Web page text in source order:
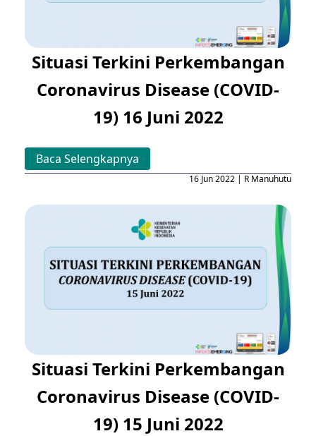
Situasi Terkini Perkembangan
Coronavirus Disease (COVID-
19) 16 Juni 2022
Baca Selengkapnya
16 Jun 2022 | R Manuhutu
Situasi Terkini Perkembangan
Coronavirus Disease (COVID-
19) 15 Juni 2022